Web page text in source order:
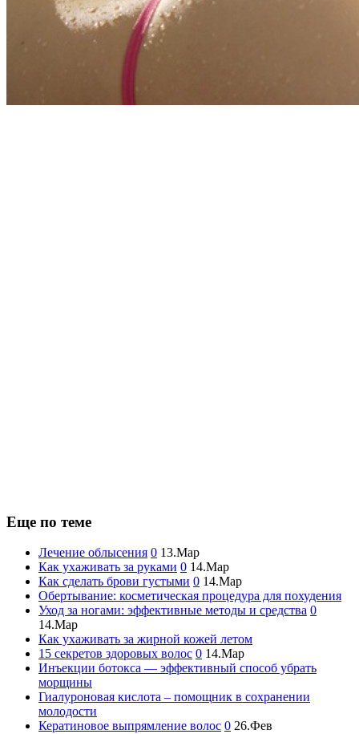
Еще по теме
Лечение облысения 0 13.Мар
Как ухаживать за руками 0 14.Мар
Как сделать брови густыми 0 14.Мар
Обертывание: косметическая процедура для похудения
Уход за ногами: эффективные методы и средства 0
14.Мар
Как ухаживать за жирной кожей летом
15 секретов здоровых волос 0 14.Мар
Инъекции ботокса — эффективный способ убрать
морщины
Гиалуроновая кислота – помощник в сохранении
молодости
Кератиновое выпрямление волос 0 26.Фев